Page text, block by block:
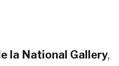
la National Gallery,